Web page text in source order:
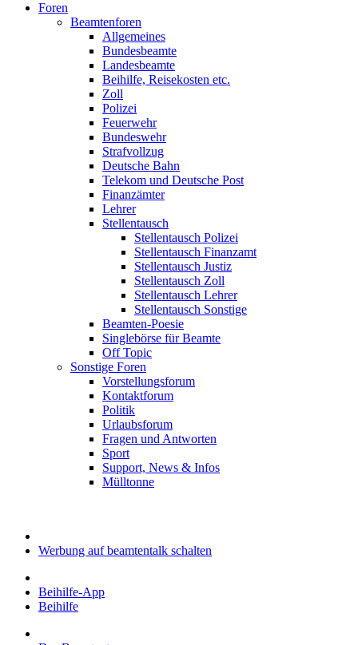
Foren
Beamtenforen
Allgemeines
Bundesbeamte
Landesbeamte
Beihilfe, Reisekosten etc.
Zoll
Polizei
Feuerwehr
Bundeswehr
Strafvollzug
Deutsche Bahn
Telekom und Deutsche Post
Finanzämter
Lehrer
Stellentausch
Stellentausch Polizei
Stellentausch Finanzamt
Stellentausch Justiz
Stellentausch Zoll
Stellentausch Lehrer
Stellentausch Sonstige
Beamten-Poesie
Singlebörse für Beamte
Off Topic
Sonstige Foren
Vorstellungsforum
Kontaktforum
Politik
Urlaubsforum
Fragen und Antworten
Sport
Support, News & Infos
Mülltonne
Werbung auf beamtentalk schalten
Beihilfe-App
Beihilfe